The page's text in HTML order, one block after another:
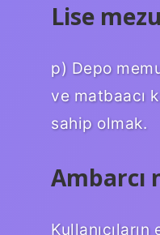
Lise
p) Depo
ve matbaacı
sahip olmak.
Ambarcı